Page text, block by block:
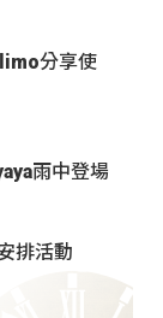
分享使
雨中登場
排活動